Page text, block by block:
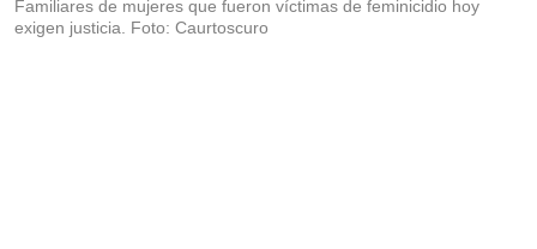
Familiares de mujeres que fueron víctimas de feminicidio hoy
exigen justicia. Foto: Caurtoscuro